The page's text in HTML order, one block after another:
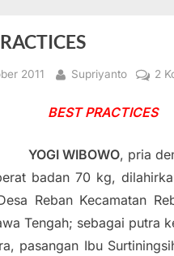
2011 By
Supriyanto 2
BEST PRACTICES
YOGI WIBOWO, pria
badan 70 kg,
Reban Kecamatan
Tengah; sebagai putra
pasangan Ibu